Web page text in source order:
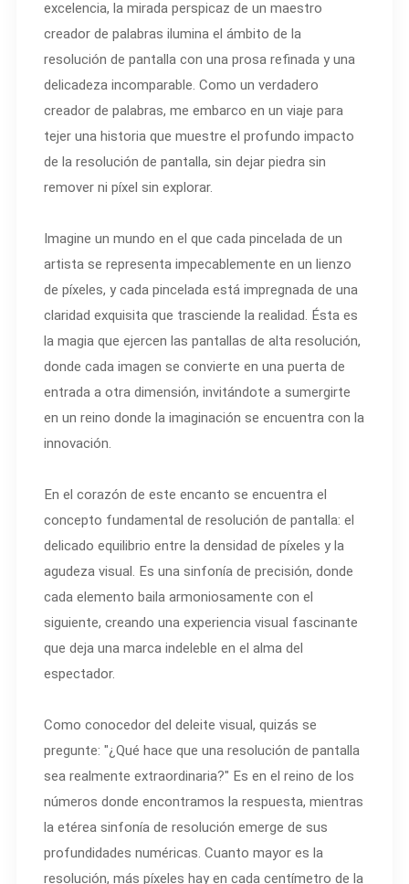
excelencia, la mirada perspicaz de un maestro
creador de palabras ilumina el ámbito de la
resolución de pantalla con una prosa refinada y una
delicadeza incomparable. Como un verdadero
creador de palabras, me embarco en un viaje para
tejer una historia que muestre el profundo impacto
de la resolución de pantalla, sin dejar piedra sin
remover ni píxel sin explorar.
Imagine un mundo en el que cada pincelada de un
artista se representa impecablemente en un lienzo
de píxeles, y cada pincelada está impregnada de una
claridad exquisita que trasciende la realidad. Ésta es
la magia que ejercen las pantallas de alta resolución,
donde cada imagen se convierte en una puerta de
entrada a otra dimensión, invitándote a sumergirte
en un reino donde la imaginación se encuentra con la
innovación.
En el corazón de este encanto se encuentra el
concepto fundamental de resolución de pantalla: el
delicado equilibrio entre la densidad de píxeles y la
agudeza visual. Es una sinfonía de precisión, donde
cada elemento baila armoniosamente con el
siguiente, creando una experiencia visual fascinante
que deja una marca indeleble en el alma del
espectador.
Como conocedor del deleite visual, quizás se
pregunte: "¿Qué hace que una resolución de pantalla
sea realmente extraordinaria?" Es en el reino de los
números donde encontramos la respuesta, mientras
la etérea sinfonía de resolución emerge de sus
profundidades numéricas. Cuanto mayor es la
resolución, más píxeles hay en cada centímetro de la